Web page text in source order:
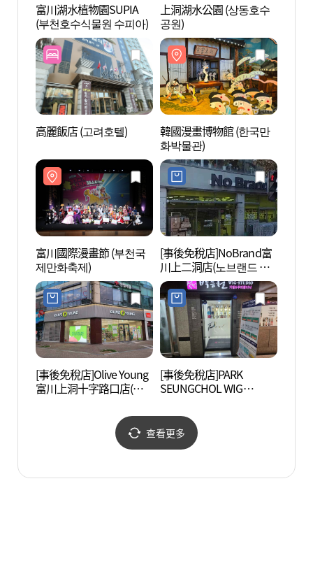
富川湖水植物園SUPIA
(부천호수식물원 수피아)
上洞湖水公園 (상동호수
공원)
高麗飯店 (고려호텔)
韓國漫畫博物館 (한국만
화박물관)
富川國際漫畫節 (부천국
제만화축제)
[事後免稅店]NoBrand富
川上二洞店(노브랜드 부
천상이동점)
[事後免稅店]Olive Young
富川上洞十字路口店(올
[事後免稅店]PARK
SEUNGCHOL WIG
그스투디오 부천점)
查看更多